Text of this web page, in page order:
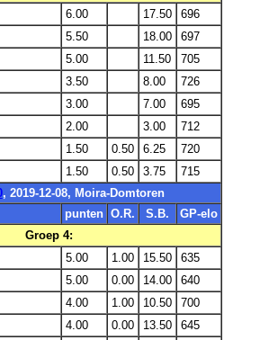
6.00 17.50
696
5.50 18.00
697
5.00 11.50
705
3.50 8.00
726
3.00 7.00
695
2.00 3.00
712
1.50 0.50 6.25
720
1.50 0.50 3.75
715
, 2019-12-08, Moira-Domtoren
punten O.R. S.B.
GP-elo
Groep 4:
5.00 1.00 15.50
635
5.00 0.00 14.00
640
4.00 1.00 10.50
700
4.00 0.00 13.50
645